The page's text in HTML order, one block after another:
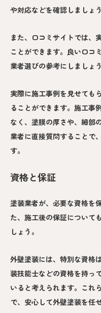
や対応などを確認しましょう
また、口コミサイトでは、
ことができます。良い口コ
業者選びの参考にしましょう
実際に施工事例を見せても
ることができます。施工事
なく、塗膜の厚さや、細部
業者に直接質問することで
す。
資格と保証
塗装業者が、必要な資格を
た、施工後の保証について
しょう。
外壁塗装には、特別な資格
装技能士などの資格を持っ
いると考えられます。これ
で、安心して外壁塗装を任